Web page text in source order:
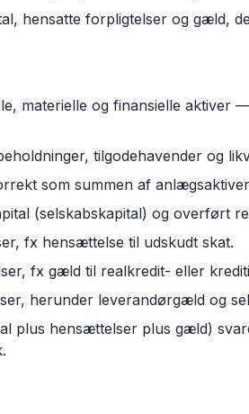
hensatte forpligtelser og gæld,
materielle og finansielle aktiver
tilgodehavender og
som summen af
(selskabskapital) og overført
fx hensættelse til udskudt skat.
fx gæld til realkredit- eller
herunder leverandørgæld og
plus hensættelser plus gæld)